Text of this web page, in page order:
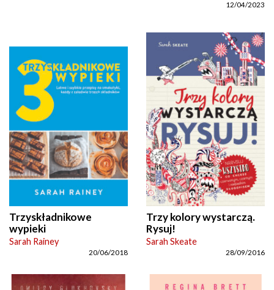
12/04/2023
Trzyskładnikowe
wypieki
Sarah Rainey
20/06/2018
Trzy kolory wystarczą.
Rysuj!
Sarah Skeate
28/09/2016